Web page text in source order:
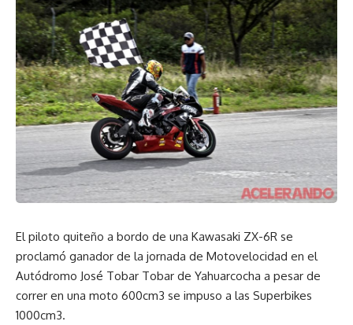
El piloto quiteño a bordo de una Kawasaki ZX-6R se
proclamó ganador de la jornada de Motovelocidad en el
Autódromo José Tobar Tobar de Yahuarcocha a pesar de
correr en una moto 600cm3 se impuso a las Superbikes
1000cm3.